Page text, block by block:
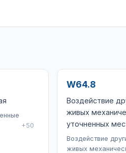
+50
W64.8
Воздействие
живых
уточненных
Воздействие
живых